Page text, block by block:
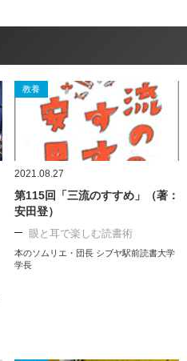
教養
2021.08.27
第115回「三流のすすめ」（著：
安田登）
眼と耳で楽しむ読書術
本のソムリエ・団長 シブヤ駅前読書大学
学長